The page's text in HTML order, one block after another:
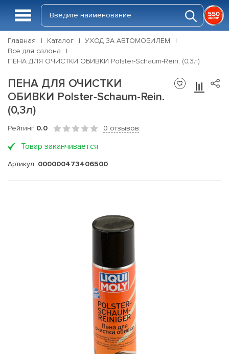
Главная Каталог
УХОД ЗА АВТОМОБИЛЕМ
Все для салона
ПЕНА ДЛЯ ОЧИСТКИ ОБИВКИ Polster-Schaum-Rein. (0,3л)
ПЕНА ДЛЯ ОЧИСТКИ
ОБИВКИ Polster-Schaum-Rein.
(0,3л)
Рейтинг 0.0 0 отзывов
Товар заканчивается
Артикул: 000000473406500